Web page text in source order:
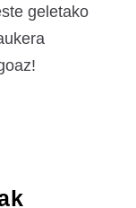
geletako